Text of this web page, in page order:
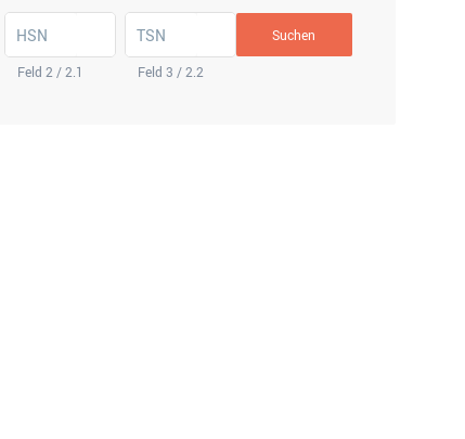
HSN
Feld 2 / 2.1
TSN
Feld 3 / 2.2
Suchen